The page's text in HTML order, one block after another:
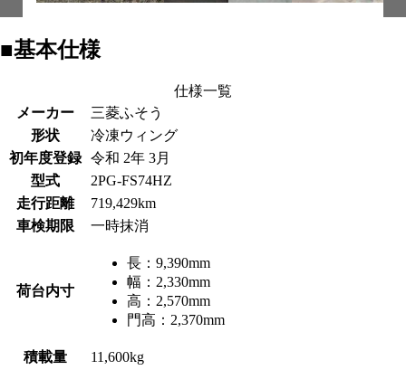
■基本仕様
仕様一覧
メーカー
三菱ふそう
形状
冷凍ウィング
初年度登録
令和 2年 3月
型式
2PG-FS74HZ
走行距離
719,429km
車検期限
一時抹消
荷台内寸
長： 9,390mm
幅： 2,330mm
高： 2,570mm
門高： 2,370mm
積載量 11,600kg